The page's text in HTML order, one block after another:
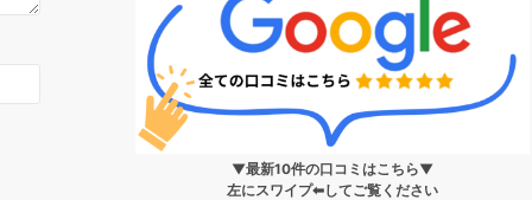
▼最新10件の口コミはこちら▼
左にスワイプ⬅︎してご覧ください